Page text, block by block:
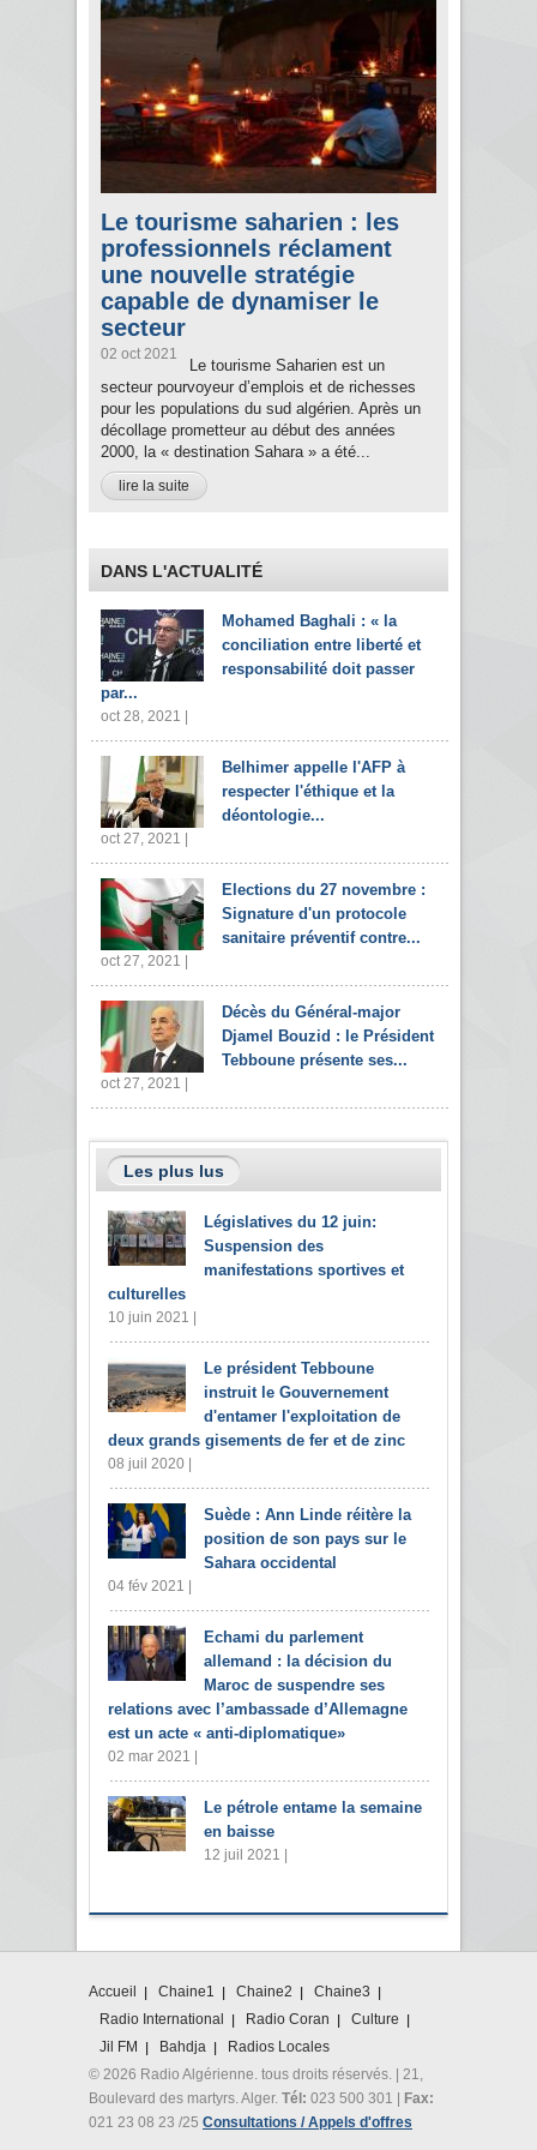
Le tourisme saharien : les
professionnels réclament
une nouvelle stratégie
capable de dynamiser le
secteur
02 oct 2021
Le tourisme Saharien est un
secteur pourvoyeur d’emplois et de richesses
pour les populations du sud algérien. Après un
décollage prometteur au début des années
2000, la « destination Sahara » a été...
lire la suite
DANS L'ACTUALITÉ
Mohamed Baghali : « la
conciliation entre liberté et
responsabilité doit passer
par...
oct 28, 2021 |
Belhimer appelle l'AFP à
respecter l'éthique et la
déontologie...
oct 27, 2021 |
Elections du 27 novembre :
Signature d'un protocole
sanitaire préventif contre...
oct 27, 2021 |
Décès du Général-major
Djamel Bouzid : le Président
Tebboune présente ses...
oct 27, 2021 |
Les plus lus
Législatives du 12 juin:
Suspension des
manifestations sportives et
culturelles
10 juin 2021 |
Le président Tebboune
instruit le Gouvernement
d'entamer l'exploitation de
deux grands gisements de fer et de zinc
08 juil 2020 |
Suède : Ann Linde réitère la
position de son pays sur le
Sahara occidental
04 fév 2021 |
Echami du parlement
allemand : la décision du
Maroc de suspendre ses
relations avec l’ambassade d’Allemagne
est un acte « anti-diplomatique»
02 mar 2021 |
Le pétrole entame la semaine
en baisse
12 juil 2021 |
Accueil Chaine1 Chaine2
Chaine3
Radio International
Radio Coran
Culture
Jil FM
Bahdja
Radios Locales
© 2026 Radio Algérienne. tous droits réservés. | 21,
Boulevard des martyrs. Alger. Tél: 023 500 301 |
Fax:
021 23 08 23 /25 Consultations / Appels d'offres